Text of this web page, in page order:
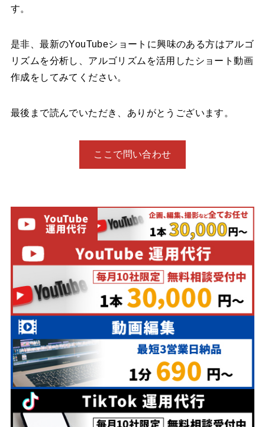
す。
是非、最新のYouTubeショートに興味のある方はアルゴ
リズムを分析し、アルゴリズムを活用したショート動画
作成をしてみてください。
最後まで読んでいただき、ありがとうございます。
ここで問い合わせ